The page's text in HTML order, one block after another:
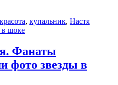
красота, купальник, Настя
в шоке
Фанаты
фото звезды в